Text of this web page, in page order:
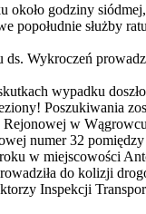
około godziny
popołudnie służby
ds. Wykroczeń
wypadku
Poszukiwania
Rejonowej w
numer 32
w miejscowości
do kolizji
Inspekcji